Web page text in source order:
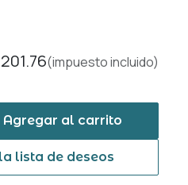
Agregar al carrito
lista de deseos
(impuesto incluido)